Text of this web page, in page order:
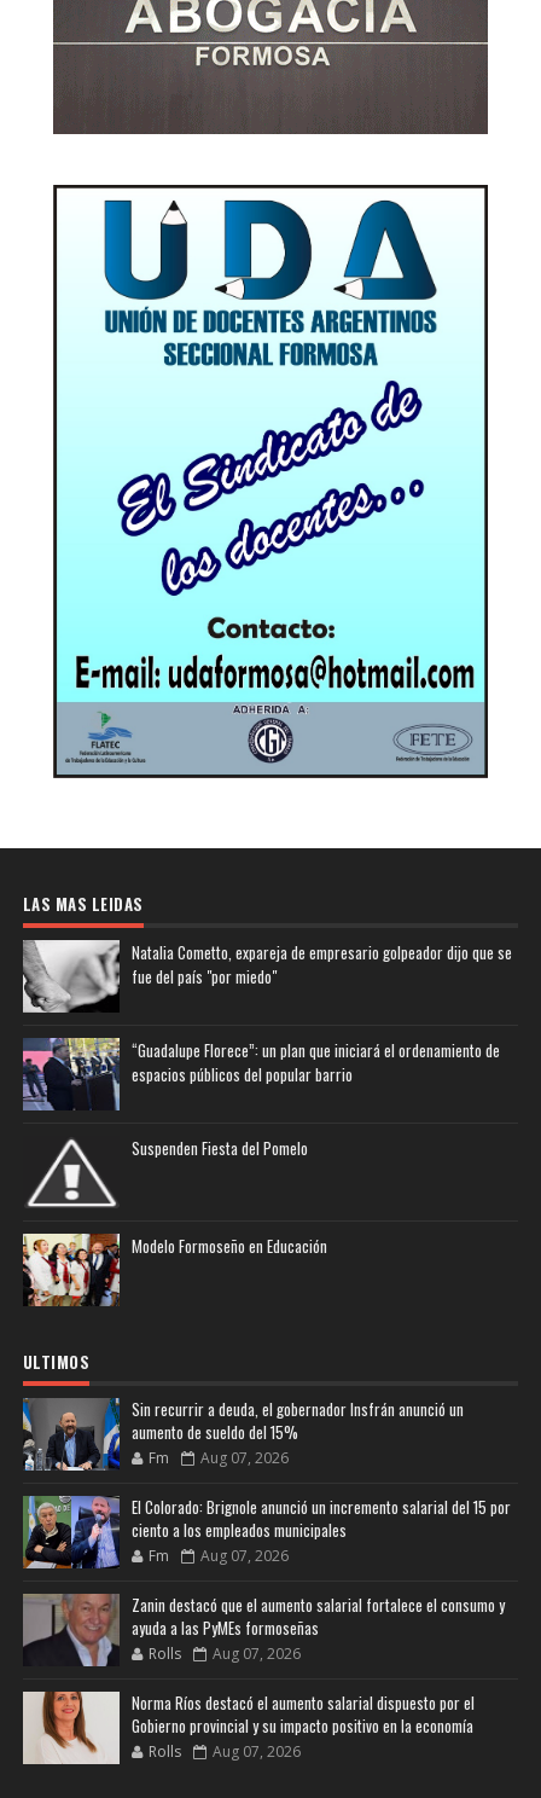
LAS MAS LEIDAS
Natalia Cometto, expareja de empresario golpeador dijo que se
fue del país "por miedo"
“Guadalupe Florece”: un plan que iniciará el ordenamiento de
espacios públicos del popular barrio
Suspenden Fiesta del Pomelo
Modelo Formoseño en Educación
ULTIMOS
Sin recurrir a deuda, el gobernador Insfrán anunció un
aumento de sueldo del 15%
Fm Aug 07, 2026
El Colorado: Brignole anunció un incremento salarial del 15 por
ciento a los empleados municipales
Fm Aug 07, 2026
Zanin destacó que el aumento salarial fortalece el consumo y
ayuda a las PyMEs formoseñas
Rolls Aug 07, 2026
Norma Ríos destacó el aumento salarial dispuesto por el
Gobierno provincial y su impacto positivo en la economía
Rolls Aug 07, 2026